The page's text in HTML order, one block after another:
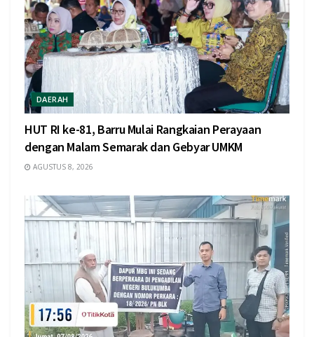
DAERAH
HUT RI ke-81, Barru Mulai Rangkaian Perayaan
dengan Malam Semarak dan Gebyar UMKM
AGUSTUS 8, 2026